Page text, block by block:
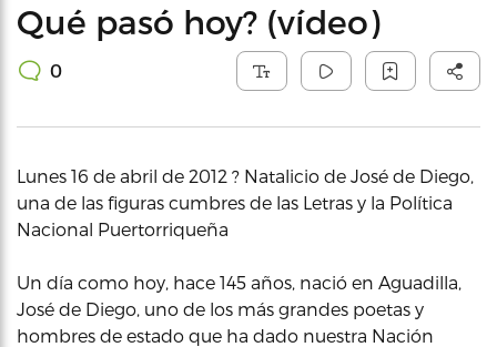
Qué pasó hoy? (vídeo)
0
Lunes 16 de abril de 2012 ? Natalicio de José de Diego,
una de las figuras cumbres de las Letras y la Política
Nacional Puertorriqueña
Un día como hoy, hace 145 años, nació en Aguadilla,
José de Diego, uno de los más grandes poetas y
hombres de estado que ha dado nuestra Nación